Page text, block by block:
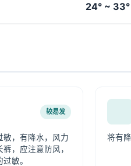
24° ~ 33°
较易发
敏，有降水，风力
，应注意防风，
敏。
将有